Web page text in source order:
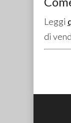
Leggi
di